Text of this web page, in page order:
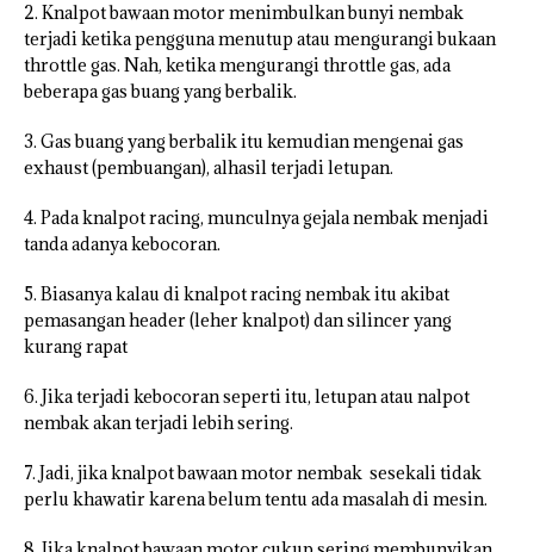
2. Knalpot bawaan motor menimbulkan bunyi nembak
terjadi ketika pengguna menutup atau mengurangi bukaan
throttle gas. Nah, ketika mengurangi throttle gas, ada
beberapa gas buang yang berbalik.
3. Gas buang yang berbalik itu kemudian mengenai gas
exhaust (pembuangan), alhasil terjadi letupan.
4. Pada knalpot racing, munculnya gejala nembak menjadi
tanda adanya kebocoran.
5. Biasanya kalau di knalpot racing nembak itu akibat
pemasangan header (leher knalpot) dan silincer yang
kurang rapat
6. Jika terjadi kebocoran seperti itu, letupan atau nalpot
nembak akan terjadi lebih sering.
7. Jadi, jika knalpot bawaan motor nembak sesekali tidak
perlu khawatir karena belum tentu ada masalah di mesin.